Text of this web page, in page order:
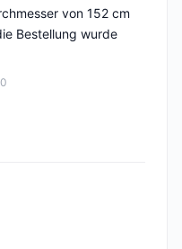
von 152 cm
Bestellung wurde